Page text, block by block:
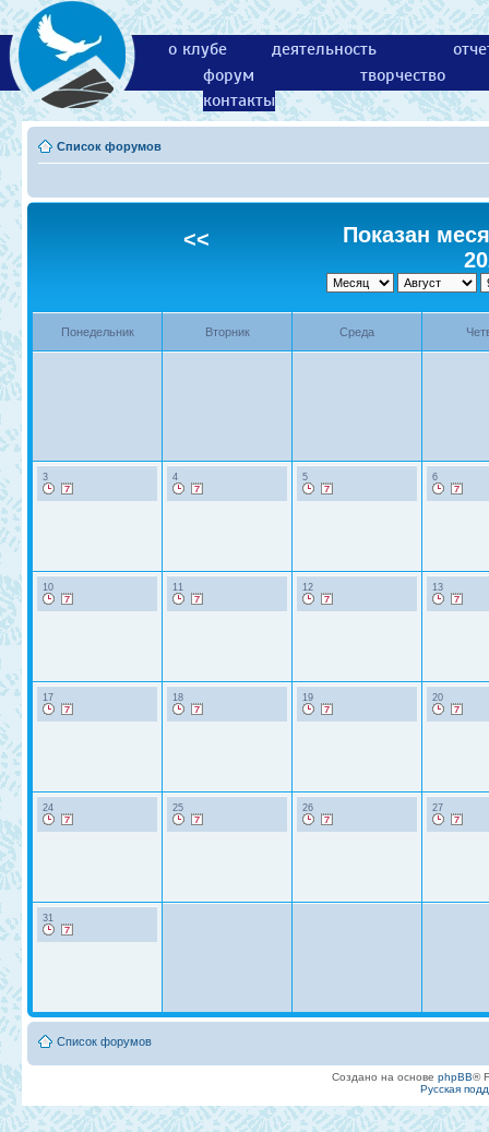
о клубе деятельность
форум
творчество
контакты
Список форумов
<<
Показан
Понедельник Вторник Среда
3 4 5 6
10 11 12 13
17 18 19 20
24 25 26 27
31
Список форумов
Создано на основе phpBB®
Русская